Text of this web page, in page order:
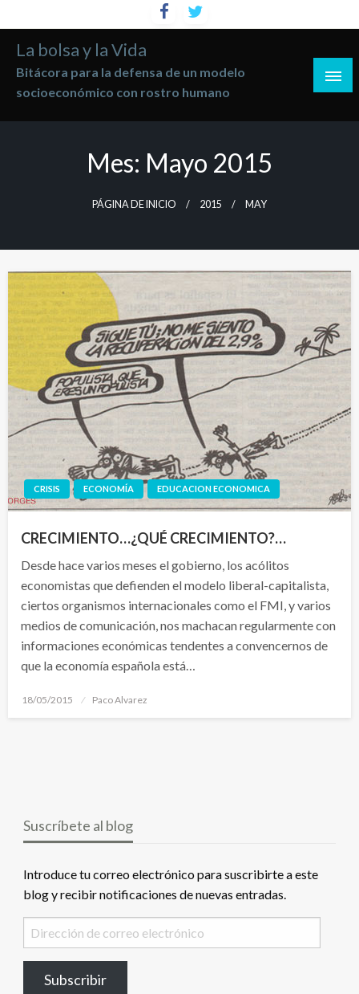
al
contenido
La bolsa y la Vida
Bitácora para la defensa de un modelo
socioeconómico con rostro humano
Mes: Mayo 2015
PÁGINA DE INICIO 2015 MAY
CRISIS ECONOMÍA EDUCACION ECONOMICA
CRECIMIENTO…¿QUÉ CRECIMIENTO?…
Desde hace varios meses el gobierno, los acólitos
economistas que defienden el modelo liberal-capitalista,
ciertos organismos internacionales como el FMI, y varios
medios de comunicación, nos machacan regularmente con
informaciones económicas tendentes a convencernos de
que la economía española está…
Publicado
18/05/2015 Paco Alvarez
Suscríbete al blog
Introduce tu correo electrónico para suscribirte a este
blog y recibir notificaciones de nuevas entradas.
Dirección
de
electrónico
Subscribir